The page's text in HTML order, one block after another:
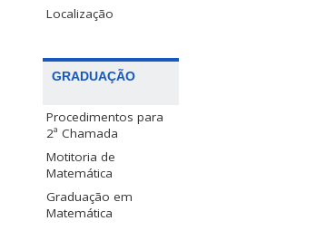
Localização
GRADUAÇÃO
Procedimentos para
2ª Chamada
Motitoria de
Matemática
Graduação em
Matemática